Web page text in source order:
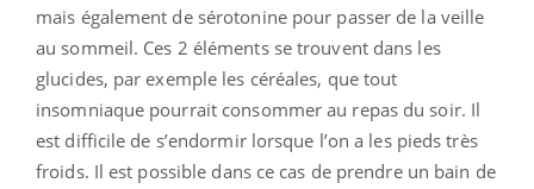
mais également de sérotonine pour passer de la veille
au sommeil. Ces 2 éléments se trouvent dans les
glucides, par exemple les céréales, que tout
insomniaque pourrait consommer au repas du soir. Il
est difficile de s’endormir lorsque l’on a les pieds très
froids. Il est possible dans ce cas de prendre un bain de